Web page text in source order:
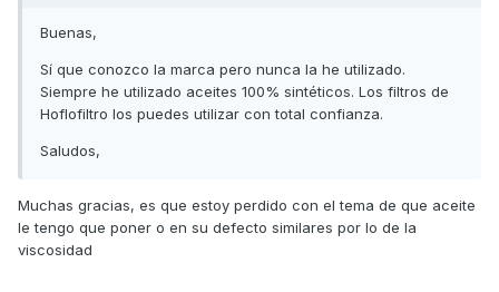
Buenas,
Sí que conozco la marca pero nunca la he utilizado.
Siempre he utilizado aceites 100% sintéticos. Los filtros de
Hoflofiltro los puedes utilizar con total confianza.
Saludos,
Muchas gracias, es que estoy perdido con el tema de que aceite
le tengo que poner o en su defecto similares por lo de la
viscosidad